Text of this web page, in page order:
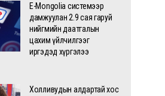
E-Mongolia системээр
дамжуулан 2.9 сая гаруй
нийгмийн даатгалын
цахим үйлчилгээг
иргэдэд хүргэлээ
Холливудын алдартай хос